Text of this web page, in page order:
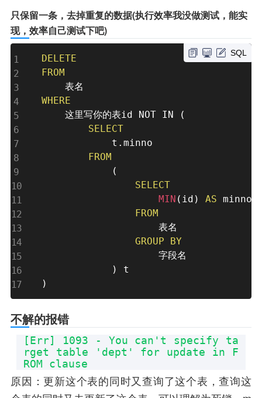
只保留一条，去掉重复的数据(执行效率我没做测试，能实
现，效率自己测试下吧)
SQL
DELETE
FROM
WHERE
    这里写你的表id
NOT IN
(
SELECT
            t
.minno
FROM
(
SELECT
MIN ( id ) AS minno
FROM
                    表名
GROUP
BY
                    字段名
)
)
不解的报错
[Err] 1093 - You can't specify ta
rget table 'dept' for update in F
ROM clause
原因：更新这个表的同时又查询了这个表，查询这